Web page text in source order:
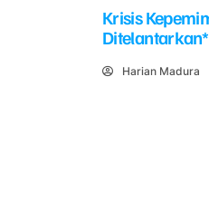
Krisis
Ditelantarkan*
Harian Madura